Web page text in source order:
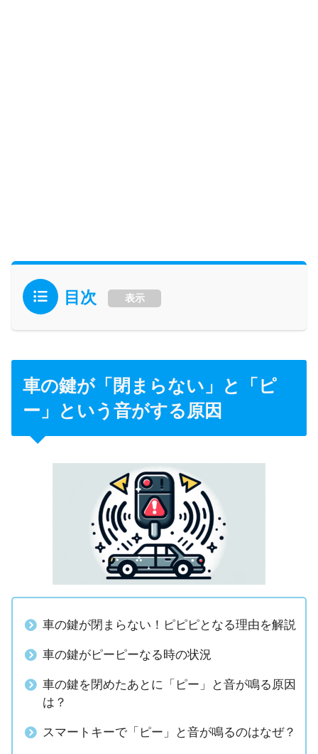
目次 表示
車の鍵が「閉まらない」と「ピ
ー」という音がする原因
車の鍵が閉まらない！ピピピとなる理由を解説
車の鍵がピーピーなる時の状況
車の鍵を閉めたあとに「ピー」と音が鳴る原因
は？
スマートキーで「ピー」と音が鳴るのはなぜ？